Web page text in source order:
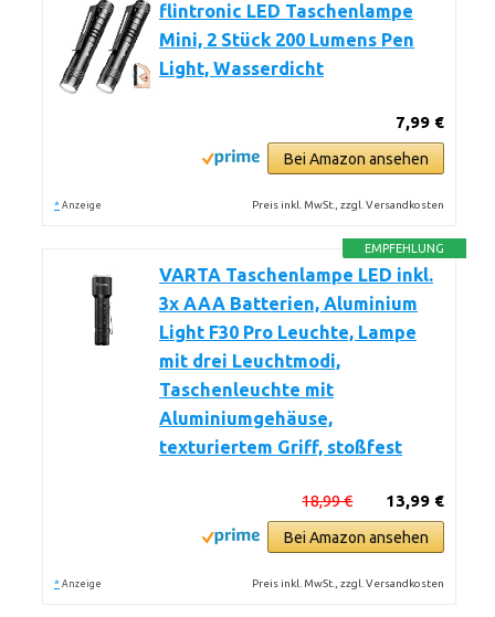
flintronic LED Taschenlampe
Mini, 2 Stück 200 Lumens Pen
Light, Wasserdicht
7,99 €
Bei Amazon ansehen
* Anzeige Preis inkl. MwSt., zzgl. Versandkosten
EMPFEHLUNG
VARTA Taschenlampe LED inkl.
3x AAA Batterien, Aluminium
Light F30 Pro Leuchte, Lampe
mit drei Leuchtmodi,
Taschenleuchte mit
Aluminiumgehäuse,
texturiertem Griff, stoßfest
13,99 €
18,99 €
Bei Amazon ansehen
* Anzeige Preis inkl. MwSt., zzgl. Versandkosten